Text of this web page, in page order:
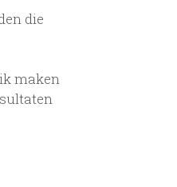
die
maken